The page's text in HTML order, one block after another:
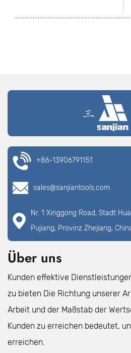
+86-13906791151
sales@sanjiantools.com
Nr. 1 Xinggong Road, Stadt
Pujiang, Provinz Zhejiang,
Über uns
Kunden effektive
zu bieten Die Richtung unserer
Arbeit und der Maßstab der
Kunden zu erreichen bedeutet,
erreichen.